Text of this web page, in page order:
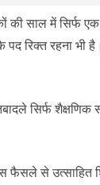
साल में सिर्फ एक
पद रिक्त रहना
सिर्फ
से उत्साहित